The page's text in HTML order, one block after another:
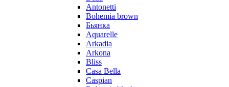
Antonetti
Bohemia brown
Бьянка
Aquarelle
Arkadia
Arkona
Bliss
Casa Bella
Caspian